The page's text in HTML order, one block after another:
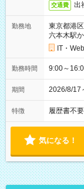
交通費 出
勤務地
東京都港区
六本木駅
IT・
勤務時間 9:00～
期間 2026/8/
特徴 履歴書不要
気になる！